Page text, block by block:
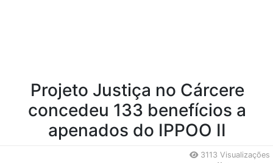
Projeto Justiça no Cárcere
concedeu 133 benefícios a
apenados do IPPOO II
3113 Visualizações